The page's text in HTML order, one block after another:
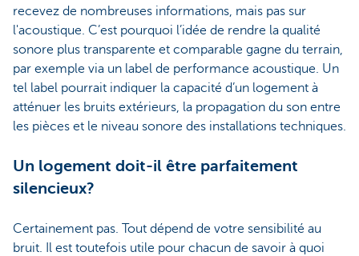
recevez de nombreuses informations, mais pas sur
l'acoustique. C’est pourquoi l’idée de rendre la qualité
sonore plus transparente et comparable gagne du terrain,
par exemple via un label de performance acoustique. Un
tel label pourrait indiquer la capacité d’un logement à
atténuer les bruits extérieurs, la propagation du son entre
les pièces et le niveau sonore des installations techniques.
Un logement doit-il être parfaitement
silencieux?
Certainement pas. Tout dépend de votre sensibilité au
bruit. Il est toutefois utile pour chacun de savoir à quoi